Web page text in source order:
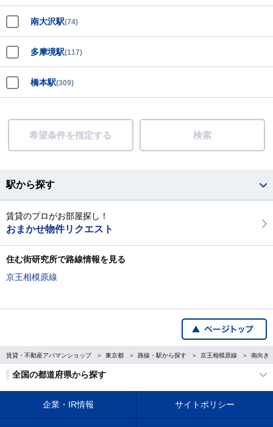
南大沢駅(74)
多摩境駅(117)
橋本駅(309)
希望条件を指定する 検索
駅から探す
賃貸のプロがお部屋探し！
おまかせ物件リクエスト
住む街研究所で路線情報を見る
京王相模原線
賃貸・不動産アパマンショップ 東京都 路線・駅から探す 京王相模原線 南向き
全国の都道府県から探す
企業・IR情報 サイトポリシー